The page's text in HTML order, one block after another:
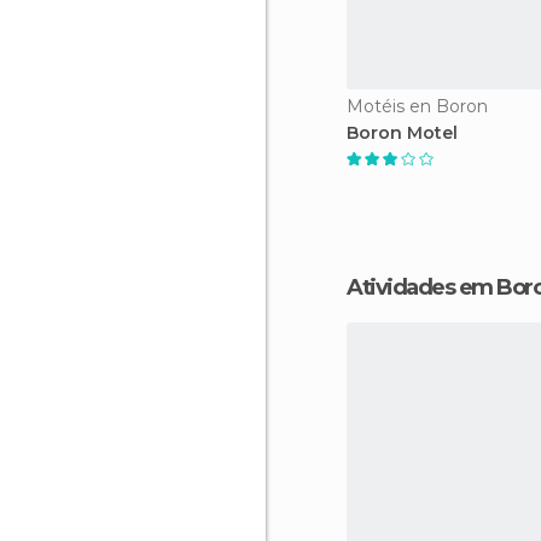
Motéis en Boron
Boron Motel
Atividades em